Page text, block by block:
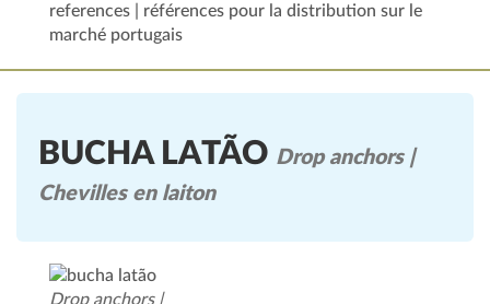
references | références pour la distribution sur le
marché portugais
BUCHA LATÃO Drop anchors |
Chevilles en laiton
Drop anchors |